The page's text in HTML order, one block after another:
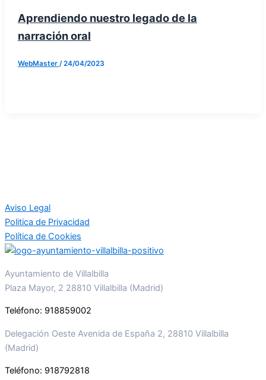
Aprendiendo nuestro legado de la
narración oral
WebMaster /24/04/2023
Aviso Legal
Politica de Privacidad
Política de Cookies
Ayuntamiento de Villalbilla
Plaza Mayor, 2 28810 Villalbilla (Madrid)
Teléfono: 918859002
Delegación Oeste Avenida de España 2, 28810 Villalbilla
(Madrid)
Teléfono: 918792818